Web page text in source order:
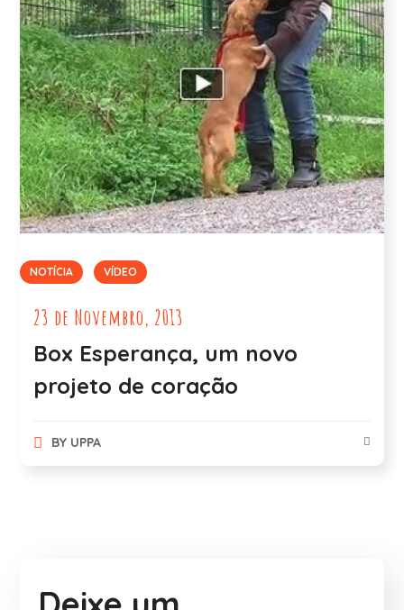
NOTÍCIA VÍDEO
23 de Novembro, 2013
Box Esperança, um novo
projeto de coração
BY UPPA